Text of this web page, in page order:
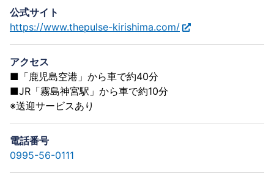
公式サイト
https://www.thepulse-kirishima.com/
アクセス
■「鹿児島空港」から車で約40分
■JR「霧島神宮駅」から車で約10分
※送迎サービスあり
電話番号
0995-56-0111